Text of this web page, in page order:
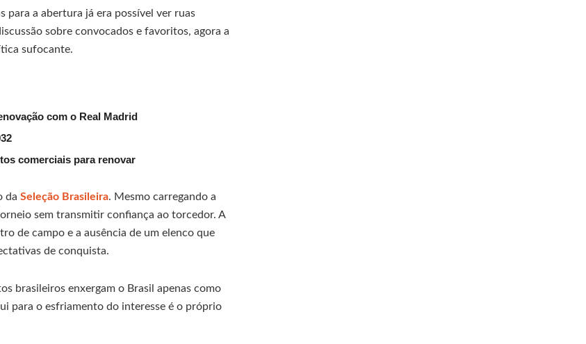
para a abertura já era possível ver ruas
sobre convocados e favoritos, agora a
sufocante.
com o Real Madrid
comerciais para renovar
da Seleção Brasileira. Mesmo carregando a
sem transmitir confiança ao torcedor. A
de campo e a ausência de um elenco que
de conquista.
brasileiros enxergam o Brasil apenas como
para o esfriamento do interesse é o próprio